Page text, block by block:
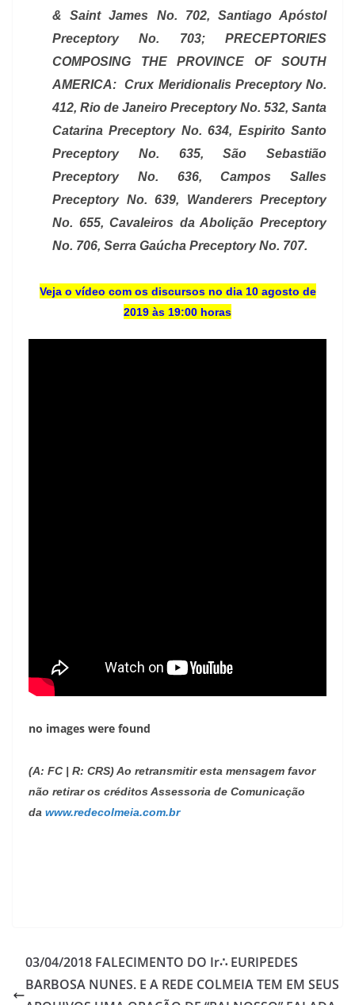
& Saint James No. 702, Santiago Apóstol
Preceptory No. 703; PRECEPTORIES
COMPOSING THE PROVINCE OF SOUTH
AMERICA: Crux Meridionalis Preceptory No.
412, Rio de Janeiro Preceptory No. 532, Santa
Catarina Preceptory No. 634, Espirito Santo
Preceptory No. 635, São Sebastião
Preceptory No. 636, Campos Salles
Preceptory No. 639, Wanderers Preceptory
No. 655, Cavaleiros da Abolição Preceptory
No. 706, Serra Gaúcha Preceptory No. 707.
Veja o vídeo com os discursos no dia 10 agosto de
2019 às 19:00 horas
no images were found
(A: FC | R: CRS) Ao retransmitir esta mensagem favor
não retirar os créditos Assessoria de Comunicação
da www.redecolmeia.com.br
03/04/2018 FALECIMENTO DO Ir∴ EURIPEDES
BARBOSA NUNES. E A REDE COLMEIA TEM EM SEUS